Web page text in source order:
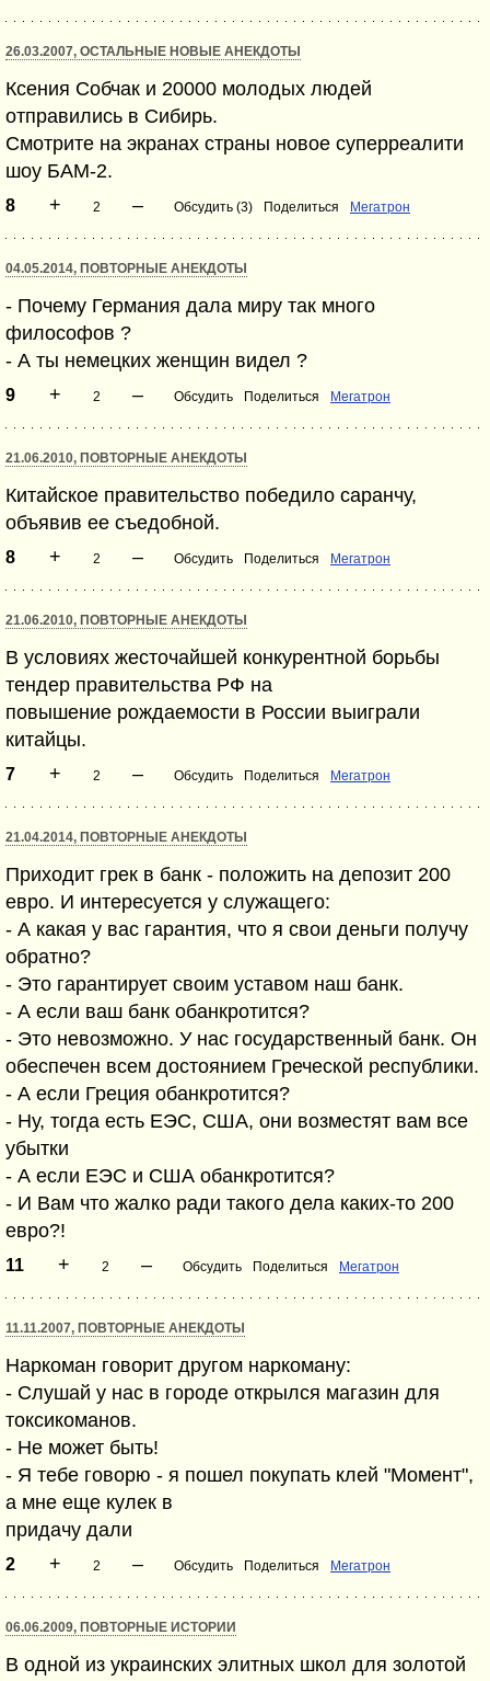
26.03.2007, ОСТАЛЬНЫЕ НОВЫЕ АНЕКДОТЫ
Ксения Собчак и 20000 молодых людей
отправились в Сибирь.
Смотрите на экранах страны новое суперреалити
шоу БАМ-2.
8 + 2 – Обсудить (3) Поделиться Мегатрон
04.05.2014, ПОВТОРНЫЕ АНЕКДОТЫ
- Почему Германия дала миру так много
философов ?
- А ты немецких женщин видел ?
9 + 2 – Обсудить Поделиться Мегатрон
21.06.2010, ПОВТОРНЫЕ АНЕКДОТЫ
Китайское правительство победило саранчу,
объявив ее съедобной.
8 + 2 – Обсудить Поделиться Мегатрон
21.06.2010, ПОВТОРНЫЕ АНЕКДОТЫ
В условиях жесточайшей конкурентной борьбы
тендер правительства РФ на
повышение рождаемости в России выиграли
китайцы.
7 + 2 – Обсудить Поделиться Мегатрон
21.04.2014, ПОВТОРНЫЕ АНЕКДОТЫ
Приходит грек в банк - положить на депозит 200
евро. И интересуется у служащего:
- А какая у вас гарантия, что я свои деньги получу
обратно?
- Это гарантирует своим уставом наш банк.
- А если ваш банк обанкротится?
- Это невозможно. У нас государственный банк. Он
обеспечен всем достоянием Греческой республики.
- А если Греция обанкротится?
- Ну, тогда есть ЕЭС, США, они возместят вам все
убытки
- А если ЕЭС и США обанкротится?
- И Вам что жалко ради такого дела каких-то 200
евро?!
11 + 2 – Обсудить Поделиться Мегатрон
11.11.2007, ПОВТОРНЫЕ АНЕКДОТЫ
Наркоман говорит другом наркоману:
- Слушай у нас в городе открылся магазин для
токсикоманов.
- Не может быть!
- Я тебе говорю - я пошел покупать клей "Момент",
а мне еще кулек в
придачу дали
2 + 2 – Обсудить Поделиться Мегатрон
06.06.2009, ПОВТОРНЫЕ ИСТОРИИ
В одной из украинских элитных школ для золотой